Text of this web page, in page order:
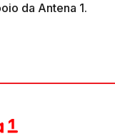
da Antena 1.